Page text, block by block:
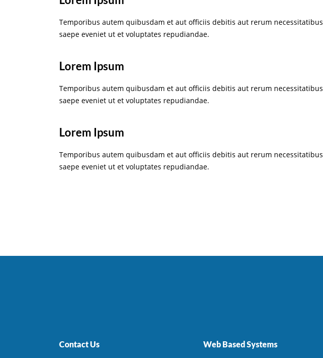
Temporibus autem quibusdam et aut officiis debitis aut rerum necessitatibus
saepe eveniet ut et voluptates repudiandae.
Lorem Ipsum
Temporibus autem quibusdam et aut officiis debitis aut rerum necessitatibus
saepe eveniet ut et voluptates repudiandae.
Lorem Ipsum
Temporibus autem quibusdam et aut officiis debitis aut rerum necessitatibus
saepe eveniet ut et voluptates repudiandae.
Contact Us Web Based Systems